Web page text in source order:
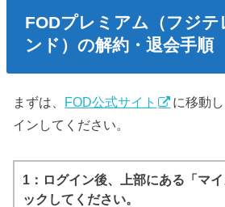
FODプレミアム（フジ
ンド）の解約・退会手順
まずは、 FOD公式サイト
に移動
インしてください。
1：ログイン後、上部にある「マ
ックしてください。